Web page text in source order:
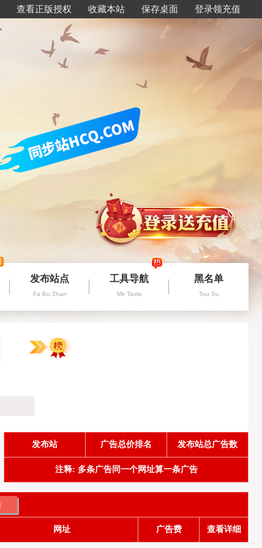
查看正版授权 收藏本站 保存桌面 登录领充值
发布站点
Fa Bu Zhan
工具导航
Mir Tools
黑名单
Tou Su
发布站 广告总价排名 发布站总广告数
注释: 多条广告同一个网址算一条广告
网址 广告费 查看详细